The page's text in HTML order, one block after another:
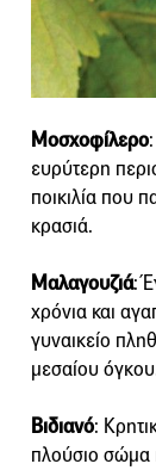
Μοσχοφίλερο
ευρύτερη
ποικιλία που
κρασιά.
Μαλαγουζιά:
χρόνια και
γυναικείο
μεσαίου
Βιδιανό:
πλούσιο σώμα